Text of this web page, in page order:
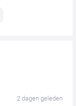
2 dagen geleden